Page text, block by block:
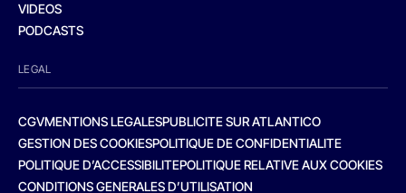
VIDEOS
PODCASTS
LEGAL
CGVMENTIONS LEGALESPUBLICITE SUR ATLANTICO
GESTION DES COOKIESPOLITIQUE DE CONFIDENTIALITE
POLITIQUE D’ACCESSIBILITEPOLITIQUE RELATIVE AUX COOKIES
CONDITIONS GENERALES D’UTILISATION